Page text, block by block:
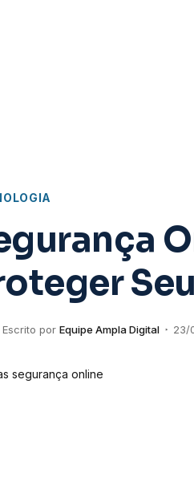
Escrito por Equipe Ampla Digital 23/